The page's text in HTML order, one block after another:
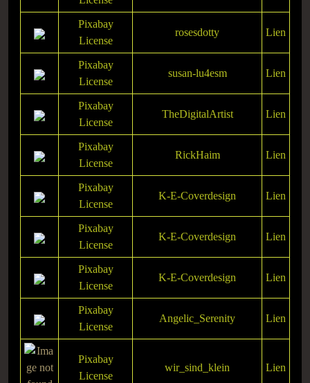
Pixabay
License
rosesdotty Lien
Pixabay
License
susan-lu4esm Lien
Pixabay
License
TheDigitalArtist Lien
Pixabay
License
RickHaim Lien
Pixabay
License
K-E-Coverdesign Lien
Pixabay
License
K-E-Coverdesign Lien
Pixabay
License
K-E-Coverdesign Lien
Pixabay
License
Angelic_Serenity Lien
Pixabay
License
wir_sind_klein Lien